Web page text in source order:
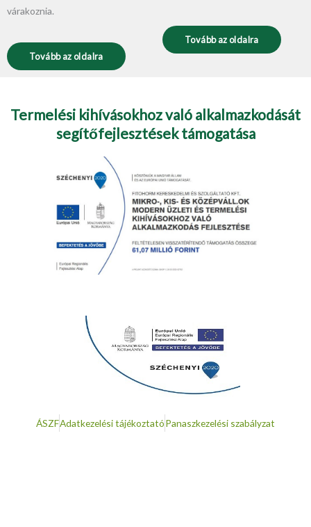
várakoznia.
Tovább az oldalra
Tovább az oldalra
Termelési kihívásokhoz való alkalmazkodását
segítőfejlesztések támogatása
ÁSZFAdatkezelési tájékoztatóPanaszkezelési szabályzat